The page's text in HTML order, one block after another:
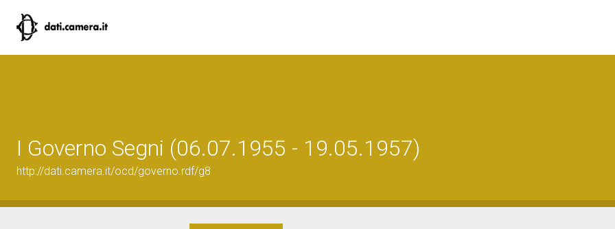
I Governo Segni (06.07.1955 - 19.05.1957)
http://dati.camera.it/ocd/governo.rdf/g8